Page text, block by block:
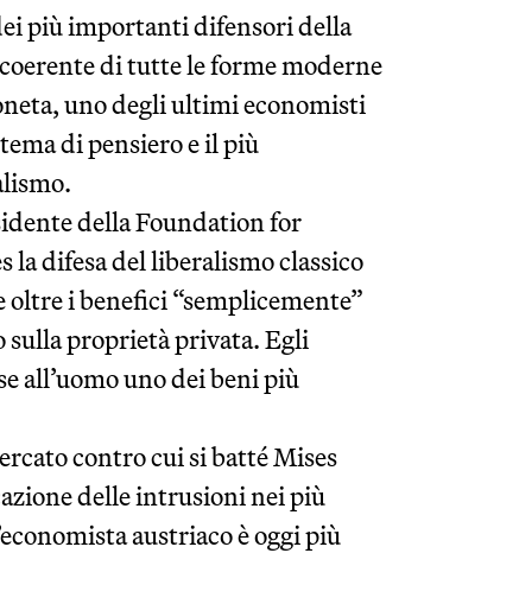
più importanti difensori della
di tutte le forme moderne
uno degli ultimi economisti
di pensiero e il più
della Foundation for
difesa del liberalismo classico
i benefici “semplicemente”
sulla proprietà privata. Egli
all’uomo uno dei beni più
contro cui si batté Mises
delle intrusioni nei più
austriaco è oggi più